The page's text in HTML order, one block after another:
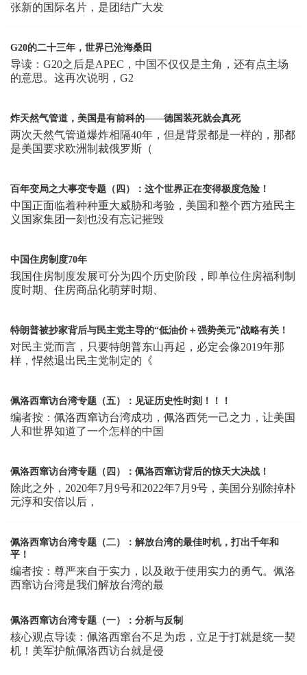
张新的国际名片，是团结广大发
G20的二十三年，世界已沧海桑田
导读：G20之后是APEC，中国不仅仅是主角，还有点主场
的意思。这再次说明，G2
炸天然气管道，美国是有前科的——德国装死就会真死
两次天然气管道爆炸相隔40年，但是背景都是一样的，那都
是美国要求欧洲制裁俄罗斯（
百年变局之大事变专题（四）：这个世界正在变得极度危险！
中国正面临着种种重大威胁和考验，美国和整个西方殖民主
义国家集团一刻也没有忘记摧毁
中国住房制度70年
我国住房制度发展可分为四个历史阶段，即单位住房福利制
度时期、住房商品化萌芽时期、
特朗普被抄家背后与民主党主导的“低油价＋强势美元”战略有关！
对民主党而言，只要特朗普东山再起，必定会像2019年那
样，悍然退出民主党制定的《
佩洛西窜访台湾专题（五）：见证历史性时刻！！！
编者按：佩洛西窜访台湾成功，佩洛西凭一己之力，让美国
人和世界知道了一个怎样的中国
佩洛西窜访台湾专题（四）：佩洛西窜访背后的惊天大决战！
除此之外，2020年7月9号和2022年7月9号，美国分别除掉朴
元淳和安倍以后，
佩洛西窜访台湾专题（二）：解放台湾的最佳时机，打出千年和
平！
编者按：尊严来自于实力，以及敢于使用实力的勇气。佩洛
西窜访台湾是我们解放台湾的最
佩洛西窜访台湾专题（一）：分析与反制
核心观点导读：佩洛西窜台不足为虑，立足于打就是统一契
机！美军护航佩洛西访台就是侵